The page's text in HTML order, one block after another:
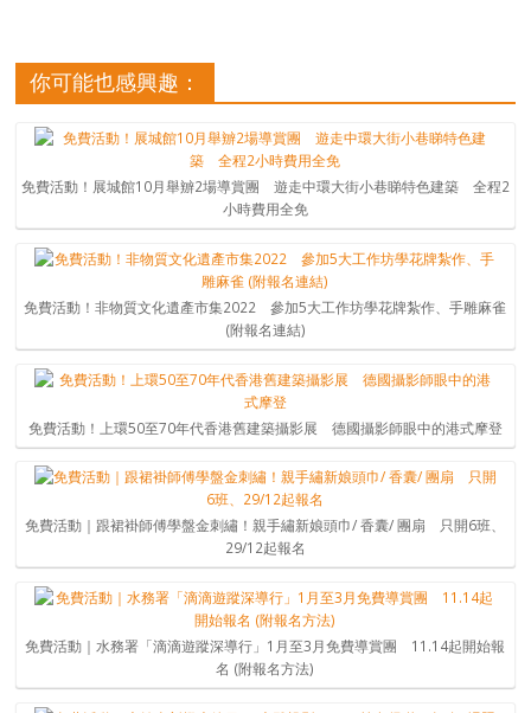
你可能也感興趣：
免費活動！展城館10月舉辧2場導賞團 遊走中環大街小巷睇特色建築 全程2
小時費用全免
免費活動！非物質文化遺產市集2022 參加5大工作坊學花牌紮作、手雕麻雀
(附報名連結)
免費活動！上環50至70年代香港舊建築攝影展 德國攝影師眼中的港式摩登
免費活動｜跟裙褂師傅學盤金刺繡！親手繡新娘頭巾/ 香囊/ 團扇 只開6班、
29/12起報名
免費活動｜水務署「滴滴遊蹤深導行」1月至3月免費導賞團 11.14起開始報
名 (附報名方法)